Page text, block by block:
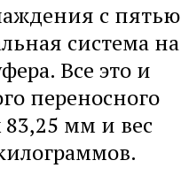
с пятью
система на
Все это и
переносного
83,25 мм и вес